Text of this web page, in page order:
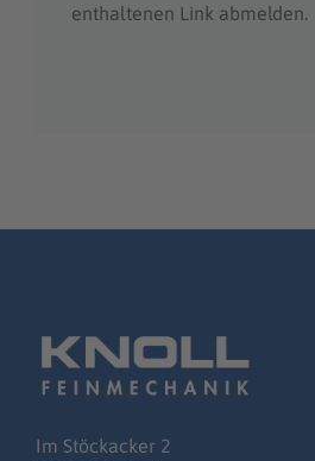
enthaltenen Link abmelden.
Im Stöckacker 2